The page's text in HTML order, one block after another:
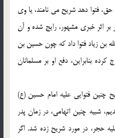
فتوا دهد شریح می نامند، یا وی
بر اثر خبری مشهور، رایج شده و آن
بن زیاد فتوا داد که چون حسین بن
بنابراین، دفع او بر مسلمانان
چنین فتوایی علیه امام حسین (ع)
شبیه چنین اتهامی، در زمان پدر
حجر، در مورد شریح زده شد. اگر